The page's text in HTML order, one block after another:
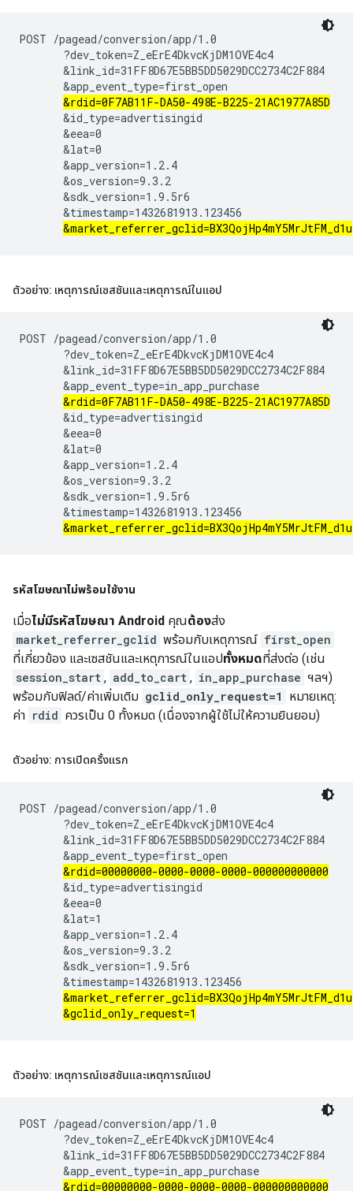
POST /pagead/conversion/app/1.0
       ?dev_token=Z_eErE4DkvcKjDM1OVE4c4
       &link_id=31FF8D67E5BB5DD5029DCC2734C2F884
       &app_event_type=first_open
&rdid=0F7AB11F-DA50-498E-B225-21AC1977A85D
       &id_type=advertisingid
       &eea=0
       &lat=0
       &app_version=1.2.4
       &os_version=9.3.2
       &sdk_version=1.9.5r6
       &timestamp=1432681913.123456
&market_referrer_gclid=BX3QojHp4mY5MrJtFM_d1u
ตัวอย่าง: เหตุการณ์เซสชันและเหตุการณ์ในแอป
POST /pagead/conversion/app/1.0
       ?dev_token=Z_eErE4DkvcKjDM1OVE4c4
       &link_id=31FF8D67E5BB5DD5029DCC2734C2F884
       &app_event_type=in_app_purchase
&rdid=0F7AB11F-DA50-498E-B225-21AC1977A85D
       &id_type=advertisingid
       &eea=0
       &lat=0
       &app_version=1.2.4
       &os_version=9.3.2
       &sdk_version=1.9.5r6
       &timestamp=1432681913.123456
&market_referrer_gclid=BX3QojHp4mY5MrJtFM_d1u
รหัสโฆษณาไม่พร้อมใช้งาน
เมื่อไม่มีรหัสโฆษณา Android คุณต้องส่ง
market_referrer_gclid พร้อมกับเหตุการณ์ first_open
ที่เกี่ยวข้อง และเซสชันและเหตุการณ์ในแอปทั้งหมดที่ส่งต่อ (เช่น
session_start , add_to_cart , in_app_purchase ฯลฯ)
พร้อมกับฟิลด์/ค่าเพิ่มเติม gclid_only_request=1
หมายเหตุ:
ค่า rdid ควรเป็น 0 ทั้งหมด (เนื่องจากผู้ใช้ไม่ให้ความยินยอม)
ตัวอย่าง: การเปิดครั้งแรก
POST /pagead/conversion/app/1.0
       ?dev_token=Z_eErE4DkvcKjDM1OVE4c4
       &link_id=31FF8D67E5BB5DD5029DCC2734C2F884
       &app_event_type=first_open
&rdid=00000000-0000-0000-0000-000000000000
       &id_type=advertisingid
       &eea=0
       &lat=1
       &app_version=1.2.4
       &os_version=9.3.2
       &sdk_version=1.9.5r6
       &timestamp=1432681913.123456
&market_referrer_gclid=BX3QojHp4mY5MrJtFM_d1u
&gclid_only_request=1
ตัวอย่าง: เหตุการณ์เซสชันและเหตุการณ์แอป
POST /pagead/conversion/app/1.0
       ?dev_token=Z_eErE4DkvcKjDM1OVE4c4
       &link_id=31FF8D67E5BB5DD5029DCC2734C2F884
       &app_event_type=in_app_purchase
&rdid=00000000-0000-0000-0000-000000000000